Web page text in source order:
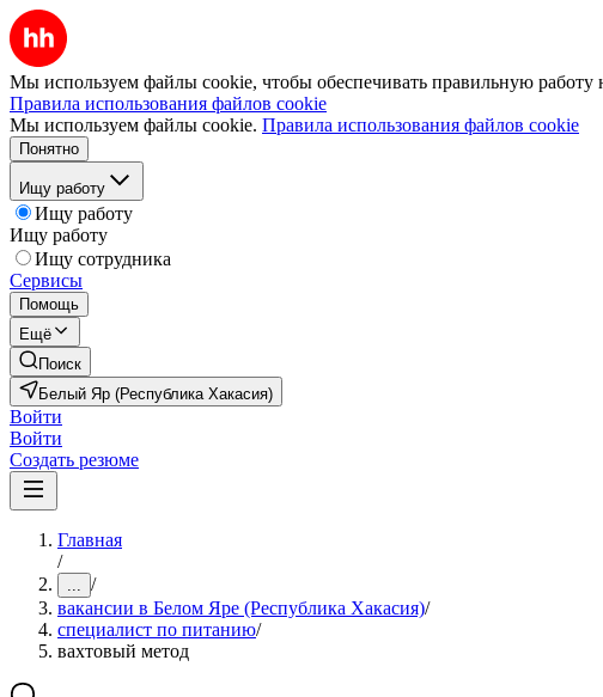
Мы используем файлы cookie, чтобы обеспечивать правильную работу
Правила использования файлов cookie
Мы используем файлы cookie. Правила использования файлов cookie
Понятно
Ищу работу
Ищу работу
Ищу работу
Ищу сотрудника
Сервисы
Помощь
Ещё
Поиск
Белый Яр (Республика Хакасия)
Войти
Войти
Создать резюме
Главная
/
... /
вакансии в Белом Яре (Республика Хакасия)/
специалист по питанию/
вахтовый метод